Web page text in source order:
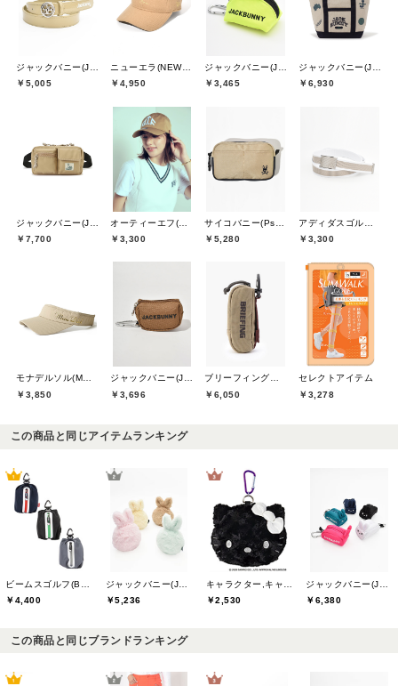
￥5,005
ニューエラ(NEW ERA)
￥4,950
￥3,465
￥6,930
￥7,700
￥3,300
￥5,280
￥3,300
モナデルソル(MONA DELSOL)
￥3,850
ジャックバニー(Jack Bunny)
￥3,696
ブリーフィングゴルフ(BRIEFING GOLF)
￥6,050
セレクトアイテム
￥3,278
この商品と同じアイテムランキング
ビームスゴルフ(BEAMS GOLF)
￥4,400
ジャックバニー(Jack Bunny)
￥5,236
キャラクター,キャスコ(Kasco)
￥2,530
ジャックバニー(Jack Bunny)
￥6,380
この商品と同じブランドランキング